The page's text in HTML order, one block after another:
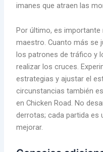
imanes que atraen las
Por último, es importante
maestro. Cuanto más se
los patrones de tráfico y
realizar los cruces.
estrategias y ajustar el
circunstancias también
en Chicken Road. No
derrotas; cada partida es
mejorar.